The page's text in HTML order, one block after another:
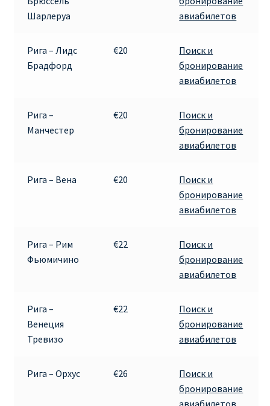
Шарлеруа
авиабилетов
Рига – Лидс
Брадфорд
€20
Поиск и
бронирование
авиабилетов
Рига –
Манчестер
€20
Поиск и
бронирование
авиабилетов
Рига – Вена €20
Поиск и
бронирование
авиабилетов
Рига – Рим
Фьюмичино
€22
Поиск и
бронирование
авиабилетов
Рига –
Венеция
Тревизо
€22
Поиск и
бронирование
авиабилетов
Рига – Орхус €26
Поиск и
бронирование